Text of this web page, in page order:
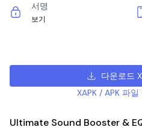
서명
보기
다운로드
XAPK / APK 파
Ultimate Sound Booster &